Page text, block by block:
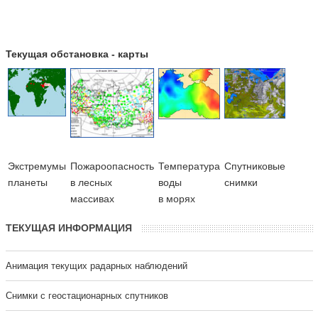
Текущая обстановка - карты
Экстремумы
планеты
Пожароопасность
в лесных
массивах
Температура
воды
в морях
Cпутниковые
снимки
ТЕКУЩАЯ ИНФОРМАЦИЯ
Анимация текущих радарных наблюдений
Cнимки с геостационарных спутников